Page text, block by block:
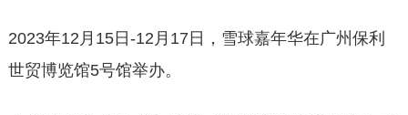
2023年12月15日-12月17日，雪球嘉年华在广州保利
世贸博览馆5号馆举办。